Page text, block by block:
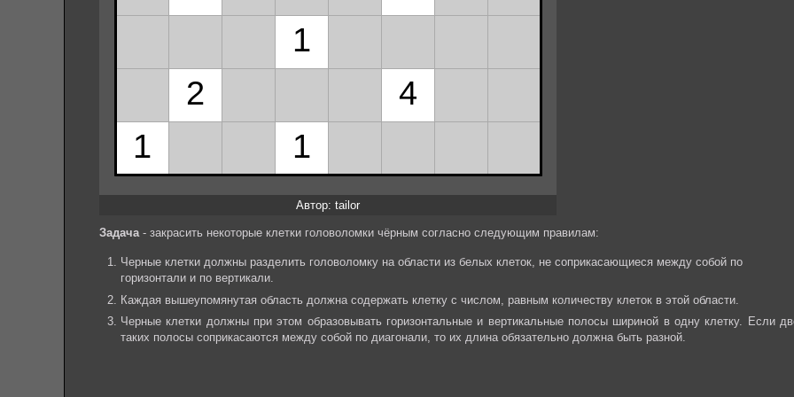
Автор: tailor
Задача - закрасить некоторые клетки головоломки чёрным согласно следующим правилам:
Черные клетки должны разделить головоломку на области из белых клеток, не соприкасающиеся между собой по
горизонтали и по вертикали.
Каждая вышеупомянутая область должна содержать клетку с числом, равным количеству клеток в этой области.
Черные клетки должны при этом образовывать горизонтальные и вертикальные полосы шириной в одну клетку. Если
таких полосы соприкасаются между собой по диагонали, то их длина обязательно должна быть разной.